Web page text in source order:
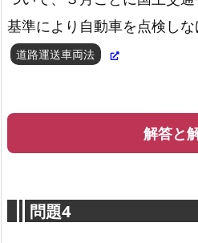
基準により自動車を点検しな
道路運送車両法
解答と
問題4